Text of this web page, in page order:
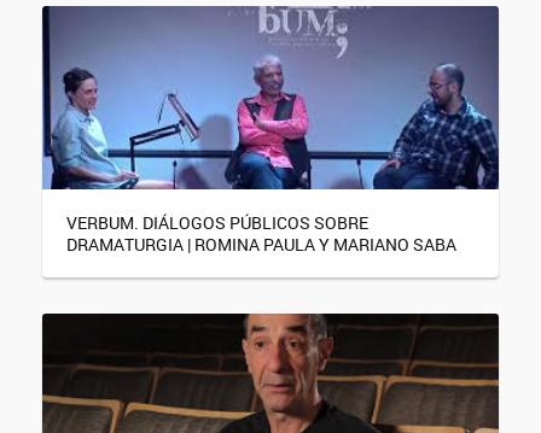
VERBUM. DIÁLOGOS PÚBLICOS SOBRE
DRAMATURGIA | ROMINA PAULA Y MARIANO SABA